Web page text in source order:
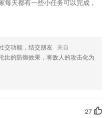
每天都有一些小任务可以完成，
交功能，结交朋友 来自
比的防御效果，将敌人的攻击化为
27